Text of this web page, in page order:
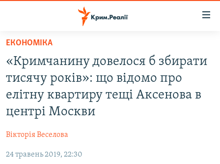
Перейти
основного
матеріалу
Перейти
до
основної
Перейти
до
ВОДА.КРИМ
ВІДЕО ТА ФОТО
ПОЛІТИКА
ПОГЛЯД
ІНТЕРВ'Ю
ЕКОНОМІКА
«Кримчанину довелося б збирати
тисячу років»: що відомо про
елітну квартиру тещі Аксенова в
центрі Москви
Вікторія Веселова
24 травень 2019, 22:30